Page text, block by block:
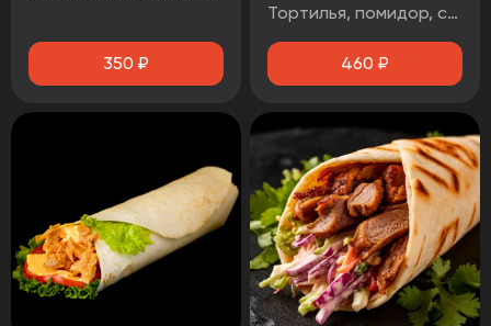
350 ₽
Тортилья, помидор, салат айсберг, сыр чеддер, креветка, соус чесночный
460 ₽